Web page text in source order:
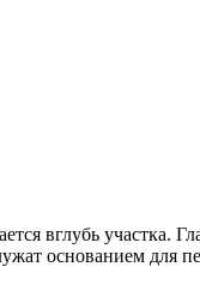
вглубь участка.
основанием для